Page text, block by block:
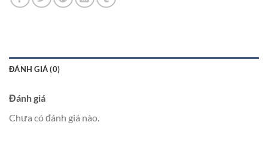
ĐÁNH GIÁ (0)
Đánh giá
Chưa có đánh giá nào.